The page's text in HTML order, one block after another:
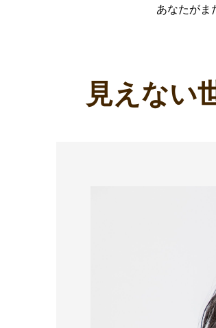
あなたが
見えない